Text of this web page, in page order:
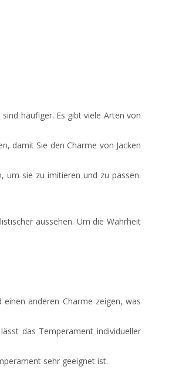
häufiger. Es gibt viele Arten von
damit Sie den Charme von Jacken
um sie zu imitieren und zu passen.
aussehen. Um die Wahrheit
anderen Charme zeigen, was
das Temperament individueller
sehr geeignet ist.